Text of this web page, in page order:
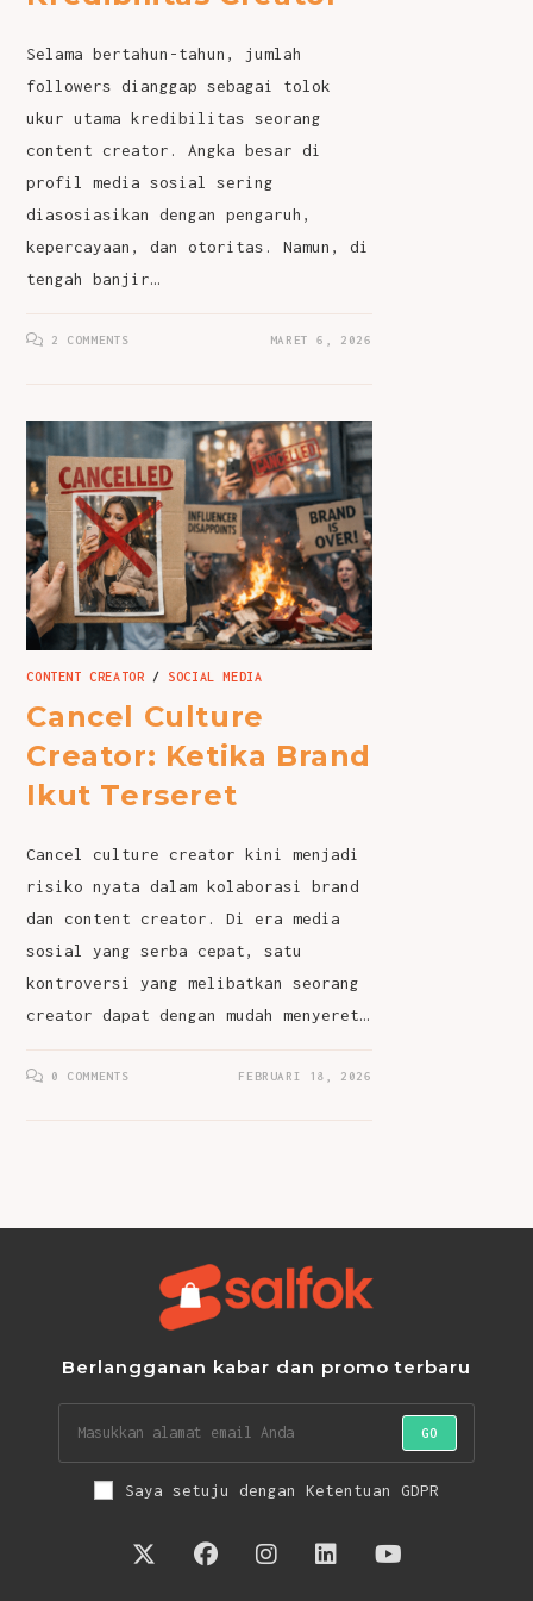
Selama bertahun-tahun, jumlah
followers dianggap sebagai tolok
ukur utama kredibilitas seorang
content creator. Angka besar di
profil media sosial sering
diasosiasikan dengan pengaruh,
kepercayaan, dan otoritas. Namun, di
tengah banjir…
2 COMMENTS MARET 6, 2026
CONTENT CREATOR / SOCIAL MEDIA
Cancel Culture
Creator: Ketika Brand
Ikut Terseret
Cancel culture creator kini menjadi
risiko nyata dalam kolaborasi brand
dan content creator. Di era media
sosial yang serba cepat, satu
kontroversi yang melibatkan seorang
creator dapat dengan mudah menyeret…
0 COMMENTS FEBRUARI 18, 2026
Berlangganan kabar dan promo terbaru
GO
Saya setuju dengan Ketentuan GDPR